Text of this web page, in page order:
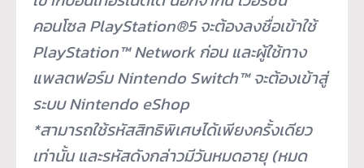
คอนโซล PlayStation®5 จะต้องลงชื่อเข้าใช้
PlayStation™ Network ก่อน และผู้ใช้ทาง
แพลตฟอร์ม Nintendo Switch™ จะต้องเข้าสู่
ระบบ Nintendo eShop
*สามารถใช้รหัสสิทธิพิเศษได้เพียงครั้งเดียว
เท่านั้น และรหัสดังกล่าวมีวันหมดอายุ (หมด